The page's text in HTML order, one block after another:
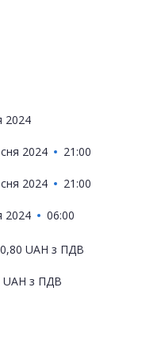
2024
2024 21:00
2024 21:00
2024 06:00
UAH з ПДВ
UAH з ПДВ